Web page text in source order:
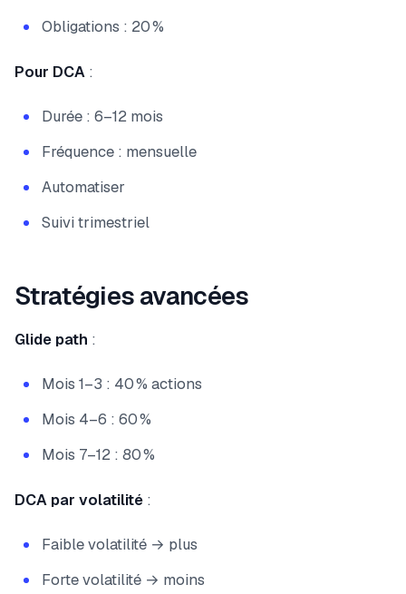
Obligations : 20 %
Pour DCA :
Durée : 6–12 mois
Fréquence : mensuelle
Automatiser
Suivi trimestriel
Stratégies avancées
Glide path :
Mois 1–3 : 40 % actions
Mois 4–6 : 60 %
Mois 7–12 : 80 %
DCA par volatilité :
Faible volatilité → plus
Forte volatilité → moins